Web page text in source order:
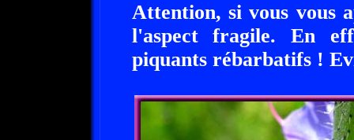
Attention, si vous vous
l'aspect fragile. En
piquants rébarbatifs !